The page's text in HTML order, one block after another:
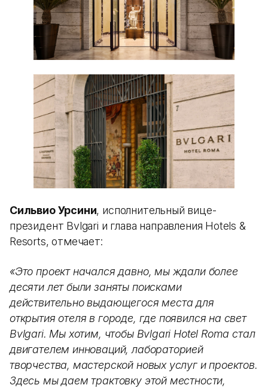
Сильвио Урсини, исполнительный вице-
президент Bvlgari и глава направления Hotels &
Resorts, отмечает:
«Это проект начался давно, мы ждали более
десяти лет были заняты поисками
действительно выдающегося места для
открытия отеля в городе, где появился на свет
Bvlgari. Мы хотим, чтобы Bvlgari Hotel Roma стал
двигателем инноваций, лабораторией
творчества, мастерской новых услуг и проектов.
Здесь мы даем трактовку этой местности,